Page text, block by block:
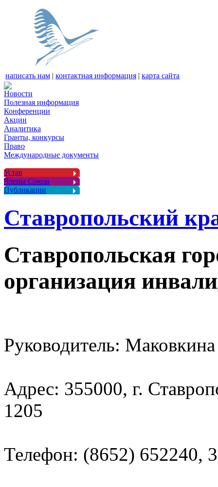
написать нам | контактная информация | карта сайта
Новости
Полезная информация
Конференции
Акции
Аналитика
Гранты, конкурсы
Право
Международные документы
Устав
Члены Союза
Публикации
Ставропольский
Ставропольская
организация
Руководитель:
Адрес: 355000, г.
1205
Телефон: (8652) 652240,